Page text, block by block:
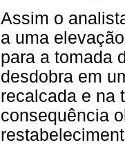
Assim o
a uma
para a tomada
desdobra em
recalcada e na
consequência